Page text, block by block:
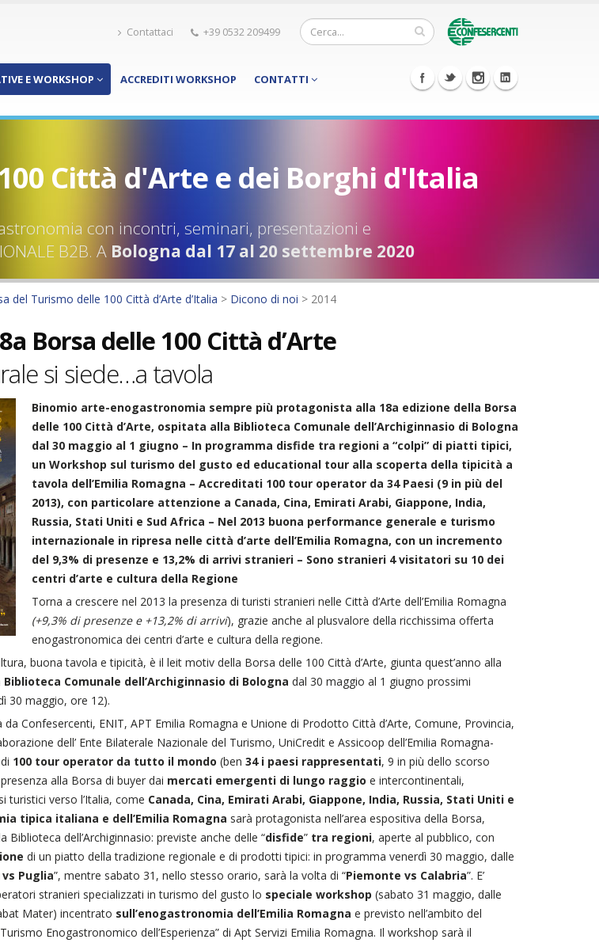
Contattaci +39 0532 209499
E WORKSHOP ACCREDITI WORKSHOP CONTATTI
Città d'Arte e dei Borghi d'Italia
con incontri, seminari, presentazioni e
B2B. A Bologna dal 17 al 20 settembre 2020
del Turismo delle 100 Città d’Arte d’Italia > Dicono di noi > 2014
Borsa delle 100 Città d’Arte
si siede…a tavola
Binomio arte-enogastronomia sempre più protagonista alla 18a edizione della Borsa
delle 100 Città d’Arte, ospitata alla Biblioteca Comunale dell’Archiginnasio di Bologna
dal 30 maggio al 1 giugno – In programma disfide tra regioni a “colpi” di piatti tipici,
un Workshop sul turismo del gusto ed educational tour alla scoperta della tipicità a
tavola dell’Emilia Romagna – Accreditati 100 tour operator da 34 Paesi (9 in più del
2013), con particolare attenzione a Canada, Cina, Emirati Arabi, Giappone, India,
Russia, Stati Uniti e Sud Africa – Nel 2013 buona performance generale e turismo
internazionale in ripresa nelle città d’arte dell’Emilia Romagna, con un incremento
del 9,3% di presenze e 13,2% di arrivi stranieri – Sono stranieri 4 visitatori su 10 dei
centri d’arte e cultura della Regione
Torna a crescere nel 2013 la presenza di turisti stranieri nelle Città d’Arte dell’Emilia Romagna
(+9,3% di presenze e +13,2% di arrivi), grazie anche al plusvalore della ricchissima offerta
enogastronomica dei centri d’arte e cultura della regione.
buona tavola e tipicità, è il leit motiv della Borsa delle 100 Città d’Arte, giunta quest’anno alla
Biblioteca Comunale dell’Archiginnasio di Bologna dal 30 maggio al 1 giugno prossimi
30 maggio, ore 12).
Confesercenti, ENIT, APT Emilia Romagna e Unione di Prodotto Città d’Arte, Comune, Provincia,
dell’ Ente Bilaterale Nazionale del Turismo, UniCredit e Assicoop dell’Emilia Romagna-
100 tour operator da tutto il mondo (ben 34 i paesi rappresentati, 9 in più dello scorso
alla Borsa di buyer dai mercati emergenti di lungo raggio e intercontinentali,
turistici verso l’Italia, come Canada, Cina, Emirati Arabi, Giappone, India, Russia, Stati Uniti e
tipica italiana e dell’Emilia Romagna sarà protagonista nell’area espositiva della Borsa,
dell’Archiginnasio: previste anche delle “disfide” tra regioni, aperte al pubblico, con
di un piatto della tradizione regionale e di prodotti tipici: in programma venerdì 30 maggio, dalle
Puglia”, mentre sabato 31, nello stesso orario, sarà la volta di “Piemonte vs Calabria”. E’
stranieri specializzati in turismo del gusto lo speciale workshop (sabato 31 maggio, dalle
Mater) incentrato sull’enogastronomia dell’Emilia Romagna e previsto nell’ambito del
Enogastronomico dell’Esperienza” di Apt Servizi Emilia Romagna. Il workshop sarà il